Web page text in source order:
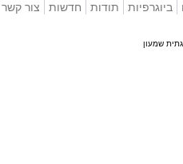
תודות חדשות צור קשר
שמעון